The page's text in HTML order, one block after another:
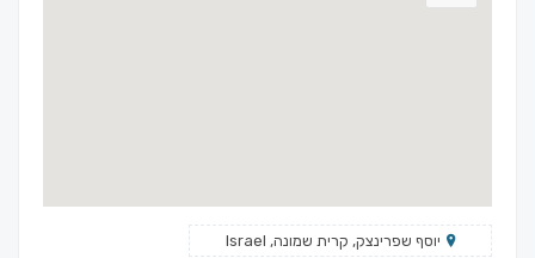
יוסף שפרינצק, קרית שמונה, Israel